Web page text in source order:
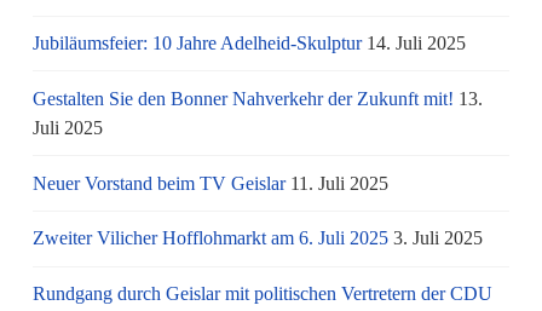
Jubiläumsfeier: 10 Jahre Adelheid-Skulptur 14. Juli 2025
Gestalten Sie den Bonner Nahverkehr der Zukunft mit! 13.
Juli 2025
Neuer Vorstand beim TV Geislar 11. Juli 2025
Zweiter Vilicher Hofflohmarkt am 6. Juli 2025 3. Juli 2025
Rundgang durch Geislar mit politischen Vertretern der CDU